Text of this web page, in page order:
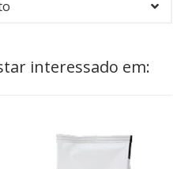
interessado em: